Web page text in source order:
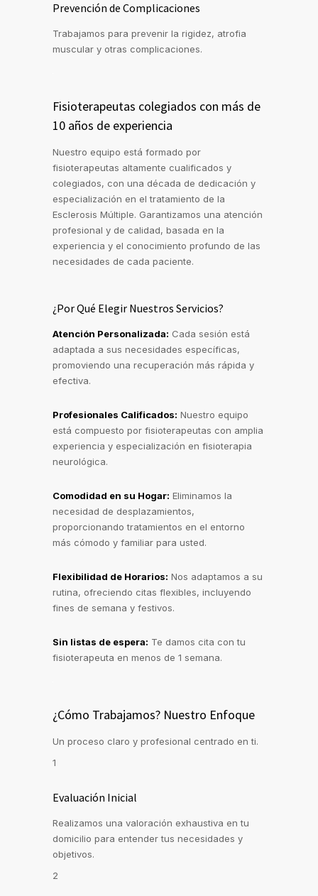
Prevención de Complicaciones
Trabajamos para prevenir la rigidez, atrofia
muscular y otras complicaciones.
Fisioterapeutas colegiados con más de
10 años de experiencia
Nuestro equipo está formado por
fisioterapeutas altamente cualificados y
colegiados, con una década de dedicación y
especialización en el tratamiento de la
Esclerosis Múltiple. Garantizamos una atención
profesional y de calidad, basada en la
experiencia y el conocimiento profundo de las
necesidades de cada paciente.
¿Por Qué Elegir Nuestros Servicios?
Atención Personalizada: Cada sesión está
adaptada a sus necesidades específicas,
promoviendo una recuperación más rápida y
efectiva.
Profesionales Calificados: Nuestro equipo
está compuesto por fisioterapeutas con amplia
experiencia y especialización en fisioterapia
neurológica.
Comodidad en su Hogar: Eliminamos la
necesidad de desplazamientos,
proporcionando tratamientos en el entorno
más cómodo y familiar para usted.
Flexibilidad de Horarios: Nos adaptamos a su
rutina, ofreciendo citas flexibles, incluyendo
fines de semana y festivos.
Sin listas de espera: Te damos cita con tu
fisioterapeuta en menos de 1 semana.
¿Cómo Trabajamos? Nuestro Enfoque
Un proceso claro y profesional centrado en ti.
1
Evaluación Inicial
Realizamos una valoración exhaustiva en tu
domicilio para entender tus necesidades y
objetivos.
2